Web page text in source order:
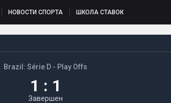
НОВОСТИ СПОРТА ШКОЛА СТАВОК
Brazil: Série D - Play Offs
1 : 1
Завершен